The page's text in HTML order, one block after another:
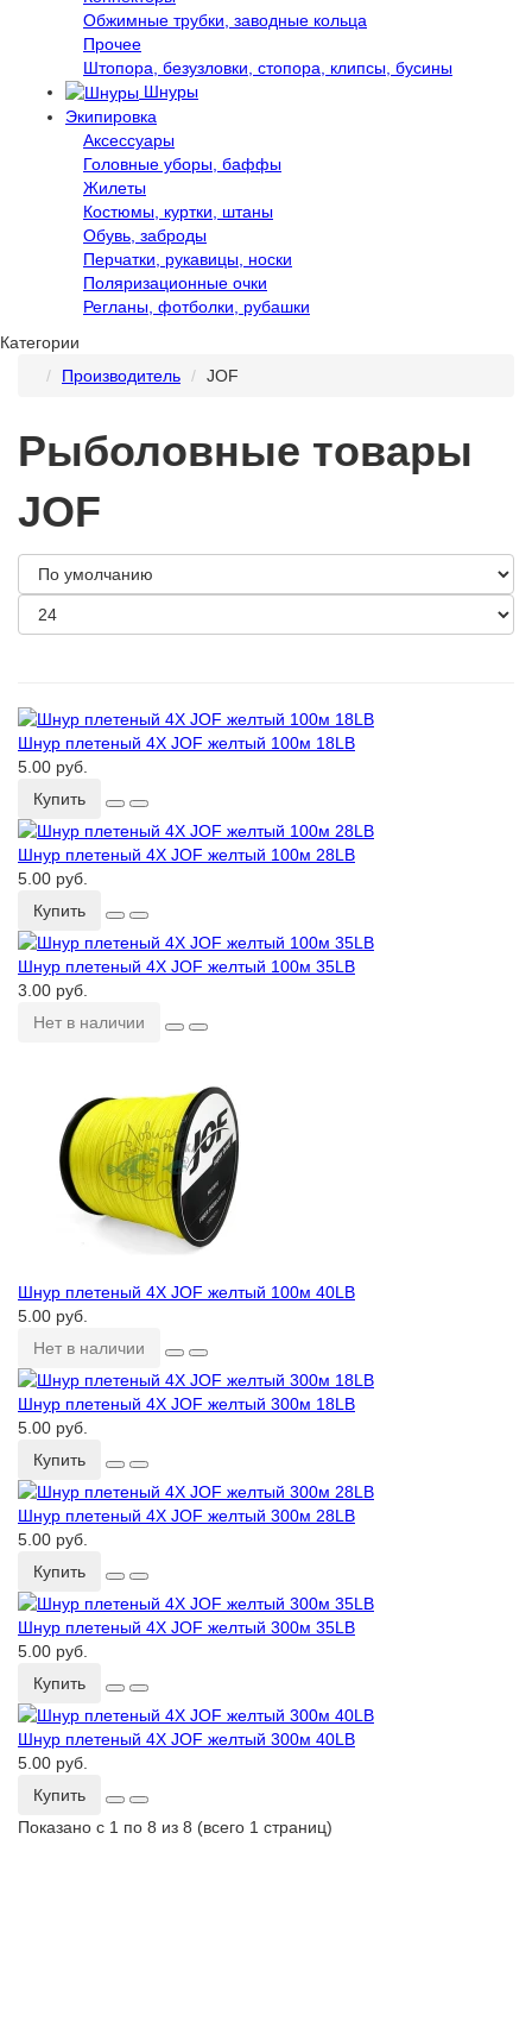
Обжимные трубки, заводные кольца
Прочее
Штопора, безузловки, стопора, клипсы, бусины
Шнуры
Экипировка
Аксессуары
Головные уборы, баффы
Жилеты
Костюмы, куртки, штаны
Обувь, заброды
Перчатки, рукавицы, носки
Поляризационные очки
Регланы, фотболки, рубашки
Категории
Производитель
JOF
Рыболовные товары
JOF
Шнур плетеный 4Х JOF желтый 100м 18LB
5.00 руб.
Купить
Шнур плетеный 4Х JOF желтый 100м 28LB
5.00 руб.
Купить
Шнур плетеный 4Х JOF желтый 100м 35LB
3.00 руб.
Нет в наличии
Шнур плетеный 4Х JOF желтый 100м 40LB
5.00 руб.
Нет в наличии
Шнур плетеный 4Х JOF желтый 300м 18LB
5.00 руб.
Купить
Шнур плетеный 4Х JOF желтый 300м 28LB
5.00 руб.
Купить
Шнур плетеный 4Х JOF желтый 300м 35LB
5.00 руб.
Купить
Шнур плетеный 4Х JOF желтый 300м 40LB
5.00 руб.
Купить
Показано с 1 по 8 из 8 (всего 1 страниц)